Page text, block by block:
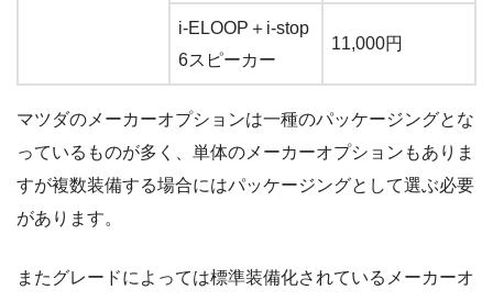
i-ELOOP＋i-stop
6スピーカー
11,000円
マツダのメーカーオプションは一種のパッケージングとな
っているものが多く、単体のメーカーオプションもありま
すが複数装備する場合にはパッケージングとして選ぶ必要
があります。
またグレードによっては標準装備化されているメーカーオ